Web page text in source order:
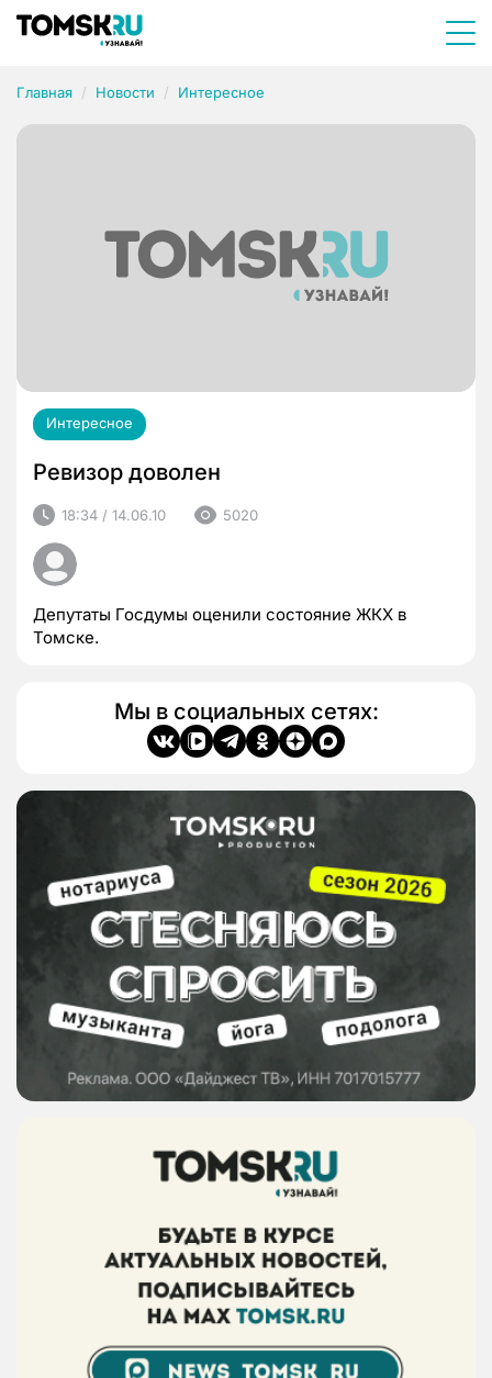
Главная Новости Интересное
Интересное
Ревизор доволен
18:34 / 14.06.10 5020
Депутаты Госдумы оценили состояние ЖКХ в
Томске.
Мы в социальных сетях: